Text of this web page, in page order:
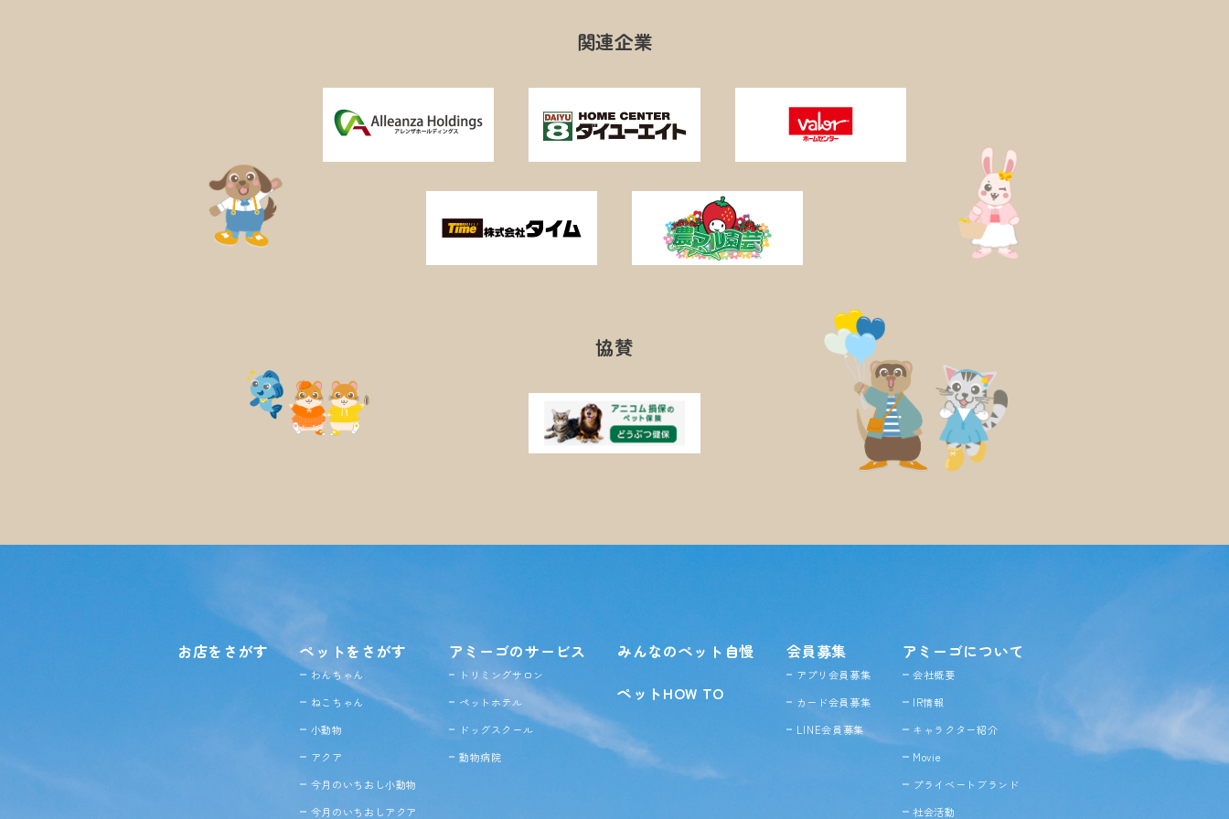
関連企業
協賛
お店をさがす ペットをさがす
わんちゃん
ねこちゃん
小動物
アクア
今月のいちおし小動物
今月のいちおしアクア
アミーゴのサービス
トリミングサロン
ペットホテル
ドッグスクール
動物病院
みんなのペット自慢
ペットHOW TO
会員募集
アプリ会員募集
カード会員募集
LINE会員募集
アミーゴについて
会社概要
IR情報
キャラクター紹介
Movie
プライベートブランド
社会活動